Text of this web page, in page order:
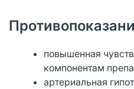
повышенная
компонентам
артериальная